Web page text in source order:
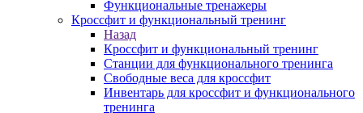
Функциональные тренажеры
Кроссфит и функциональный тренинг
Назад
Кроссфит и функциональный тренинг
Станции для функционального тренинга
Свободные веса для кроссфит
Инвентарь для кроссфит и функционального
тренинга